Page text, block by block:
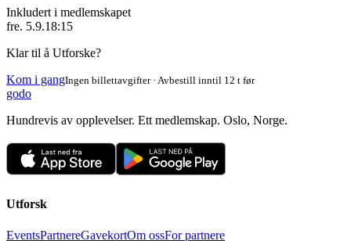
Inkludert i medlemskapet
fre. 5.9.18:15
Klar til å Utforske?
Kom i gangIngen billettavgifter · Avbestill inntil 12 t før
godo
Hundrevis av opplevelser. Ett medlemskap. Oslo, Norge.
Utforsk
EventsPartnereGavekortOm ossFor partnere